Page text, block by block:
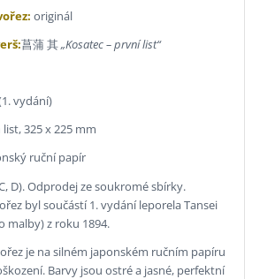
originál
菖蒲 其„Kosatec – první list“
vydání)
list, 325 x 225 mm
ruční papír
D). Odprodej ze soukromé sbírky.
byl součástí 1. vydání leporela Tansei
malby) z roku 1894.
je na silném japonském ručním papíru
Barvy jsou ostré a jasné, perfektní